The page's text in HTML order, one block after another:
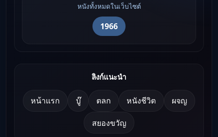
หนังทั้งหมดในเว็บไซต์
1966
ลิงก์แนะนำ
หน้าแรก บู๊ ตลก หนังชีวิต ผจญ
สยองขวัญ